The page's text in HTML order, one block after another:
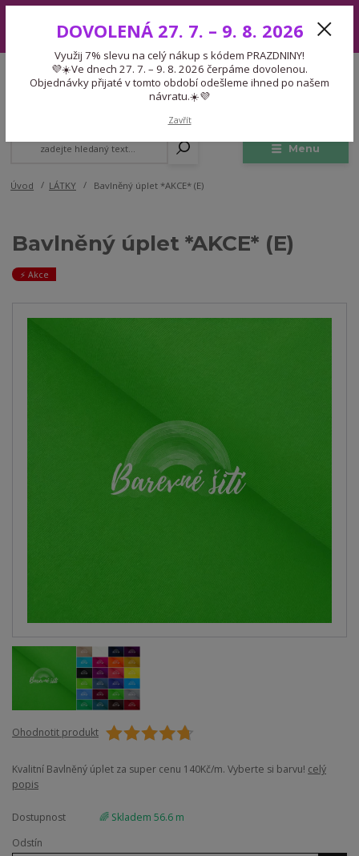
7. – 9. 8. 2026 čerpáme dovolenou. Objednávky přijaté v tomto období
odešleme ihned po našem návratu.☀️💜
Menu
CZK
Expedice 775 866 913
Po-Čt 9-15:30 Pá 9-14:30 Pauza 13-13:45
Úvod LÁTKY Bavlněný úplet *AKCE* (E)
Bavlněný úplet *AKCE* (E)
⚡️ Akce
Ohodnotit produkt
Kvalitní Bavlněný úplet za super cenu 140Kč/m. Vyberte si barvu! celý
popis
Dostupnost
🌈 Skladem 56.6 m
Odstín
DOVOLENÁ 27. 7. – 9. 8. 2026
Využij 7% slevu na celý nákup s kódem PRAZDNINY!
💜☀️Ve dnech 27. 7. – 9. 8. 2026 čerpáme dovolenou.
Objednávky přijaté v tomto období odešleme ihned po našem
návratu.☀️💜
Zavřít